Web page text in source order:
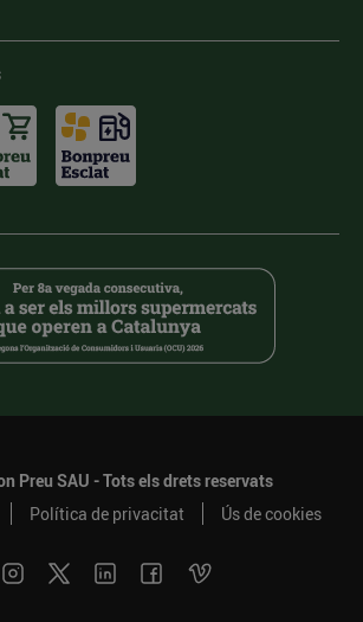
Preu SAU - Tots els drets reservats
Política de privacitat Ús de cookies